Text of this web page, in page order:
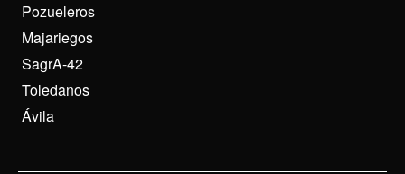
Pozueleros
Majariegos
SagrA-42
Toledanos
Ávila